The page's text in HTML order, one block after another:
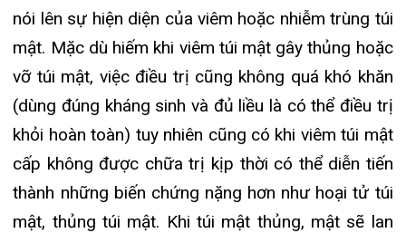
tràn vào những cơ quan kế cận như là phúc mạc,
mạc mật, sốc nhiễm trùng đường mật … thậm chí
dẫn đến tử vong.